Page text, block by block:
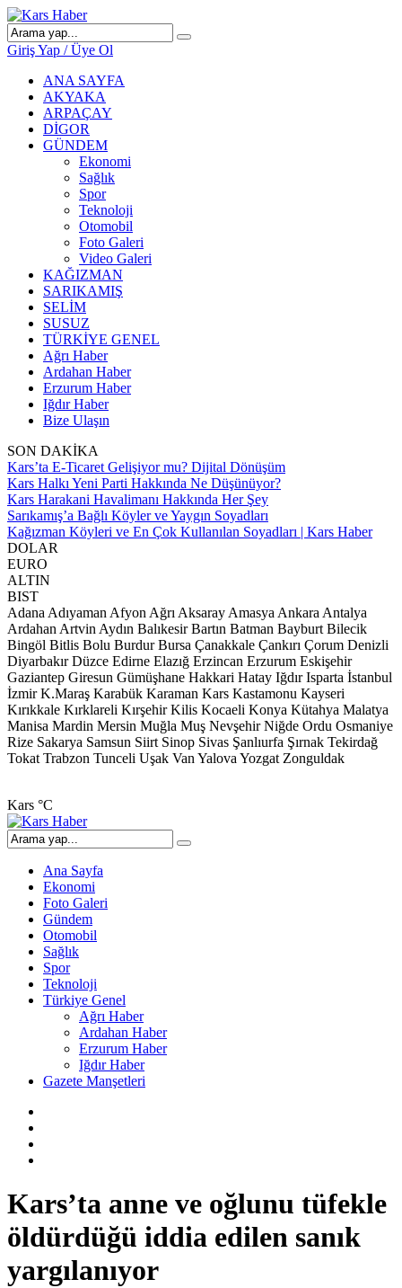
Giriş Yap / Üye Ol
ANA SAYFA
AKYAKA
ARPAÇAY
DİGOR
GÜNDEM
Ekonomi
Sağlık
Spor
Teknoloji
Otomobil
Foto Galeri
Video Galeri
KAĞIZMAN
SARIKAMIŞ
SELİM
SUSUZ
TÜRKİYE GENEL
Ağrı Haber
Ardahan Haber
Erzurum Haber
Iğdır Haber
Bize Ulaşın
SON DAKİKA
Kars’ta E-Ticaret Gelişiyor mu? Dijital Dönüşüm
Kars Halkı Yeni Parti Hakkında Ne Düşünüyor?
Kars Harakani Havalimanı Hakkında Her Şey
Sarıkamış’a Bağlı Köyler ve Yaygın Soyadları
Kağızman Köyleri ve En Çok Kullanılan Soyadları | Kars Haber
DOLAR
EURO
ALTIN
BIST
Adana Adıyaman Afyon Ağrı Aksaray Amasya Ankara Antalya
Ardahan Artvin Aydın Balıkesir Bartın Batman Bayburt Bilecik
Bingöl Bitlis Bolu Burdur Bursa Çanakkale Çankırı Çorum Denizli
Diyarbakır Düzce Edirne Elazığ Erzincan Erzurum Eskişehir
Gaziantep Giresun Gümüşhane Hakkari Hatay Iğdır Isparta İstanbul
İzmir K.Maraş Karabük Karaman Kars Kastamonu Kayseri
Kırıkkale Kırklareli Kırşehir Kilis Kocaeli Konya Kütahya Malatya
Manisa Mardin Mersin Muğla Muş Nevşehir Niğde Ordu Osmaniye
Rize Sakarya Samsun Siirt Sinop Sivas Şanlıurfa Şırnak Tekirdağ
Tokat Trabzon Tunceli Uşak Van Yalova Yozgat Zonguldak
Kars °C
Ana Sayfa
Ekonomi
Foto Galeri
Gündem
Otomobil
Sağlık
Spor
Teknoloji
Türkiye Genel
Ağrı Haber
Ardahan Haber
Erzurum Haber
Iğdır Haber
Gazete Manşetleri
Kars’ta anne ve oğlunu tüfekle
öldürdüğü iddia edilen sanık
yargılanıyor